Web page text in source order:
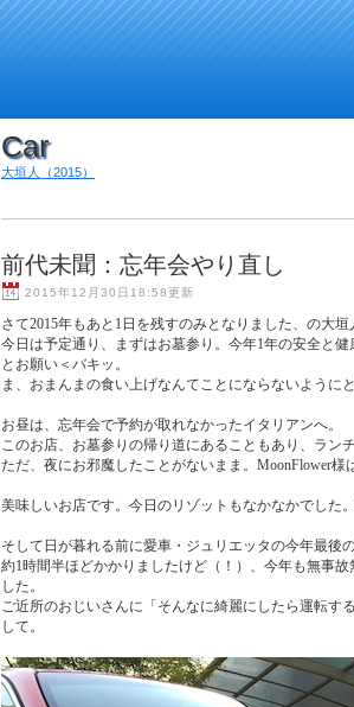
Car
大垣人（2015）
前代未聞：忘年会やり直し
2015年12月30日18:58更新
さて2015年もあと1日を残すのみとなりました、の大垣
今日は予定通り、まずはお墓参り。今年1年の安全と
とお願い＜バキッ。
ま、おまんまの食い上げなんてことにならないように
お昼は、忘年会で予約が取れなかったイタリアンへ。
このお店、お墓参りの帰り道にあることもあり、ラン
ただ、夜にお邪魔したことがないまま。MoonFlower様
美味しいお店です。今日のリゾットもなかなかでした
そして日が暮れる前に愛車・ジュリエッタの今年最後の
約1時間半ほどかかりましたけど（！）、今年も無事
した。
ご近所のおじいさんに「そんなに綺麗にしたら運転す
して。